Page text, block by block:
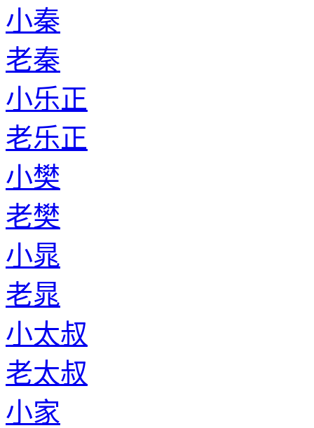
小秦
老秦
小乐正
老乐正
小樊
老樊
小晁
老晁
小太叔
老太叔
小家